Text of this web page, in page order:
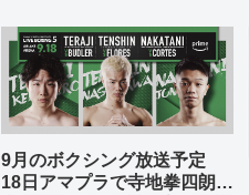
9月のボクシング放送予定
18日アマプラで寺地拳四朗、